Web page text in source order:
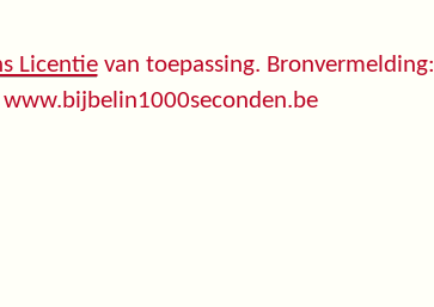
Licentievan toepassing. Bronvermelding: